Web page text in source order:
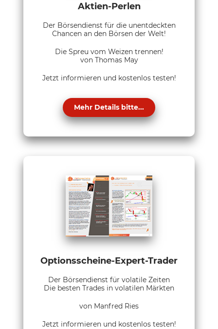
Aktien-Perlen
Der Börsendienst für die unentdeckten
Chancen an den Börsen der Welt!
Die Spreu vom Weizen trennen!
von Thomas May
Jetzt informieren und kostenlos testen!
Mehr Details bitte...
Optionsscheine-Expert-Trader
Der Börsendienst für volatile Zeiten
Die besten Trades in volatilen Märkten
von Manfred Ries
Jetzt informieren und kostenlos testen!